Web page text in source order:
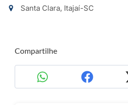
Santa Clara, Itajaí-SC
Compartilhe